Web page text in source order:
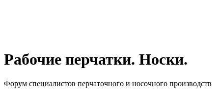
Рабочие перчатки. Носки.
Форум специалистов перчаточного и носочного производств